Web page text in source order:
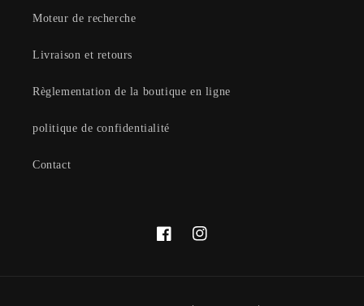
Moteur de recherche
Livraison et retours
Règlementation de la boutique en ligne
politique de confidentialité
Contact
FacebookInstagram